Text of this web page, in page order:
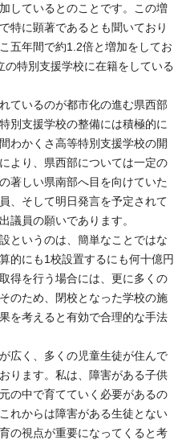
しているとのことです。この増
特に顕著であるとも聞いており
五年間で約1.2倍と増加をしてお
特別支援学校に在籍をしている
ているのが都市化の進む県西部
別支援学校の整備には積極的に
わかくさ高等特別支援学校の開
より、県西部については一定の
著しい県南部へ目を向けていた
、そして明日発言を予定されて
議員の願いであります。
というのは、簡単なことではな
的にも1校設置するにも何十億円
得を行う場合には、更に多くの
のため、閉校となった学校の施
を考えると有効で合理的な手法
広く、多くの児童生徒が住んで
ります。私は、障害がある子供
の中で育てていく必要があるの
れからは障害がある生徒とない
の視点が重要になってくると考